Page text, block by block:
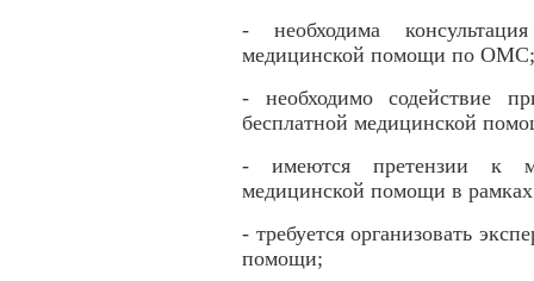
- необходима
медицинской помощи по ОМС;
- необходимо содействие
бесплатной медицинской
- имеются претензии к
медицинской помощи в
- требуется организовать
помощи;